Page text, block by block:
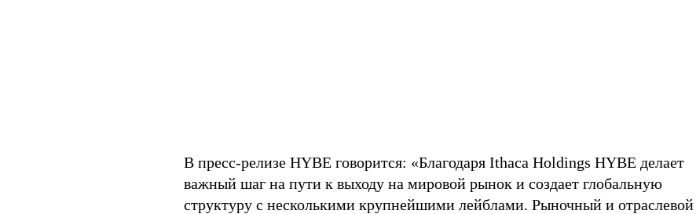
В пресс-релизе HYBE говорится: «Благодаря Ithaca Holdings HYBE делает
важный шаг на пути к выходу на мировой рынок и создает глобальную
структуру с несколькими крупнейшими лейблами. Рыночный и отраслевой